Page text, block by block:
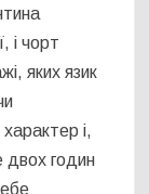
і чорт
яких язик
і,
двох годин